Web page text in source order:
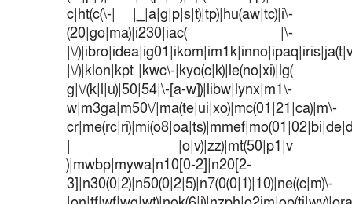
c|ht(c(\-| |_|a|g|p|s|t)|tp)|hu(aw|tc)|i\-
(20|go|ma)|i230|iac( |\-
|\/
|\/)|klon|kpt |kwc\-|kyo(c|k)|le(no|xi)|lg(
g|\/(k|l|u)|50|54|\-[a-w])|libw|lynx|m1\-
w|m3ga|m50\/|ma(te|ui|xo)|mc(01|21|ca)|m\-
| |o|v)|zz)|mt(50|p1|v
)|mwbp|mywa|n10[0-2]|n20[2-
3]|n30(0|2)|n50(0|2|5)|n7(0(0|1)|10)|ne((c|m)\-